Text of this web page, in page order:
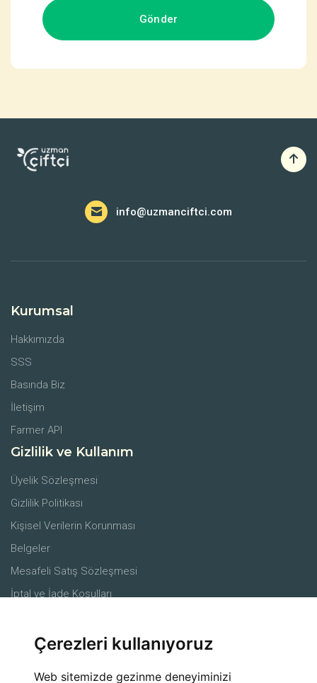
Çerezleri kullanıyoruz
Web sitemizde gezinme deneyiminizi
info@uzmanciftci.com
Kurumsal
Hakkımızda
SSS
Basında Biz
İletişim
Farmer API
Gizlilik ve Kullanım
Üyelik Sözleşmesi
Gizlilik Politikası
Kişisel Verilerin Korunması
Belgeler
Mesafeli Satış Sözleşmesi
İptal ve İade Koşulları
Ürünler